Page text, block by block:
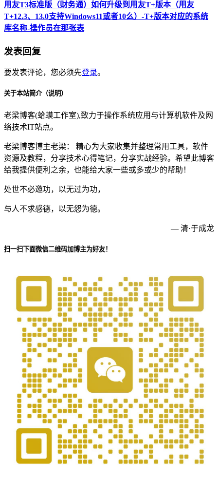
用友T3标准版（财务通）如何升级到用友T+版本（用友
T+12.3、13.0支持Windows11或者10么）-T+版本对应的系统
库名称-操作员在那张表
发表回复
要发表评论，您必须先登录。
关于本站简介（说明）
老梁博客(蛤蟆工作室),致力于操作系统应用与计算机软件及网
络技术IT站点。
老梁博客博主老梁： 精心为大家收集并整理常用工具，软件
资源及教程，分享技术心得笔记，分享实战经验。希望此博客
给我提供便利之余，也能给大家一些或多或少的帮助！
处世不必邀功，以无过为功，
与人不求感德，以无怨为德。
— 清·于成龙
扫一扫下面微信二维码加博主为好友！